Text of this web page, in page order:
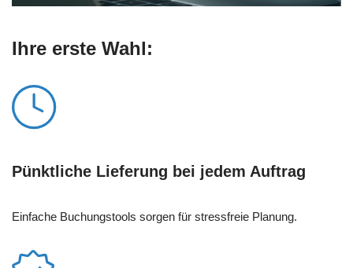
Ihre erste Wahl:
Pünktliche Lieferung bei jedem Auftrag
Einfache Buchungstools sorgen für stressfreie Planung.